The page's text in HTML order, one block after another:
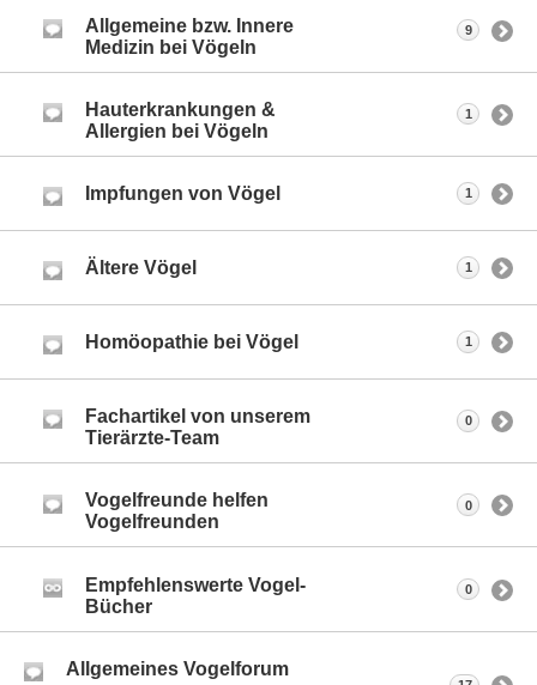
Allgemeine bzw. Innere
Medizin bei Vögeln
9
Hauterkrankungen &
Allergien bei Vögeln
1
Impfungen von Vögel 1
Ältere Vögel 1
Homöopathie bei Vögel 1
Fachartikel von unserem
Tierärzte-Team
0
Vogelfreunde helfen
Vogelfreunden
0
Empfehlenswerte Vogel-
Bücher
0
Allgemeines Vogelforum